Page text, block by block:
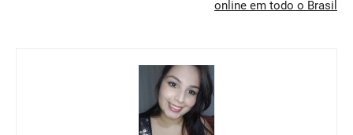
online em todo o Brasil